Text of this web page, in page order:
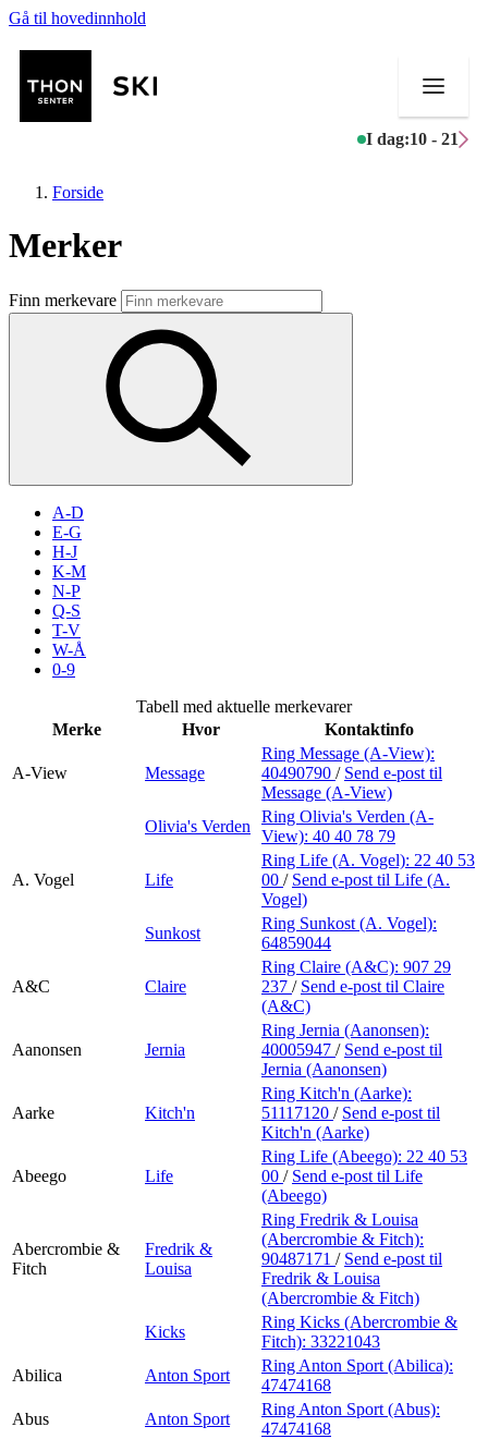
Gå til hovedinnhold
I dag:10 - 21
Butikker
Mat og drikke
Aktiviteter
Inspirasjon
Søk
Praktisk informasjon
Ledige stillinger
Personal Shopper
Forside
Merker
Finn merkevare
A-D
E-G
H-J
K-M
N-P
Q-S
T-V
W-Å
0-9
Tabell med aktuelle merkevarer
Merke
Hvor Kontaktinfo
A-View Message
Ring Message (A-View):
40490790 / Send e-post til
Message (A-View)
Olivia's Verden
Ring Olivia's Verden (A-
View): 40 40 78 79
A. Vogel Life
Ring Life (A. Vogel): 22 40 53
00 / Send e-post til Life (A.
Vogel)
Sunkost
Ring Sunkost (A. Vogel):
64859044
A&C Claire
Ring Claire (A&C): 907 29
237 / Send e-post til Claire
(A&C)
Aanonsen Jernia
Ring Jernia (Aanonsen):
40005947 / Send e-post til
Jernia (Aanonsen)
Aarke Kitch'n
Ring Kitch'n (Aarke):
51117120 / Send e-post til
Kitch'n (Aarke)
Abeego Life
Ring Life (Abeego): 22 40 53
00 / Send e-post til Life
(Abeego)
Abercrombie &
Fitch
Fredrik &
Louisa
Ring Fredrik & Louisa
(Abercrombie & Fitch):
90487171 / Send e-post til
Fredrik & Louisa
(Abercrombie & Fitch)
Kicks
Ring Kicks (Abercrombie &
Fitch): 33221043
Abilica
Anton Sport
Ring Anton Sport (Abilica):
47474168
Abus
Anton Sport
Ring Anton Sport (Abus):
47474168